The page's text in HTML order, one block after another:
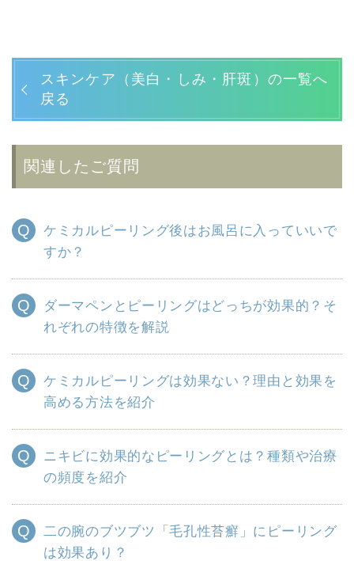
スキンケア（美白・しみ・肝斑）の一覧へ
戻る
関連したご質問
ケミカルピーリング後はお風呂に入っていいで
すか？
ダーマペンとピーリングはどっちが効果的？そ
れぞれの特徴を解説
ケミカルピーリングは効果ない？理由と効果を
高める方法を紹介
ニキビに効果的なピーリングとは？種類や治療
の頻度を紹介
二の腕のブツブツ「毛孔性苔癬」にピーリング
は効果あり？